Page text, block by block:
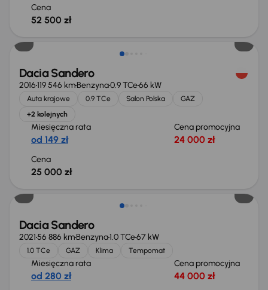
Cena
52 500 zł
Dacia Sandero
2016119 546 kmBenzyna0.9 TCe66 kW
Auta krajowe 0.9 TCe Salon Polska
GAZ
+2 kolejnych
Miesięczna rata
od 149 zł
Cena promocyjna
24 000 zł
Cena
25 000 zł
Dacia Sandero
202156 886 kmBenzyna1.0 TCe67 kW
1.0 TCe GAZ Klima Tempomat
Miesięczna rata
od 280 zł
Cena promocyjna
44 000 zł